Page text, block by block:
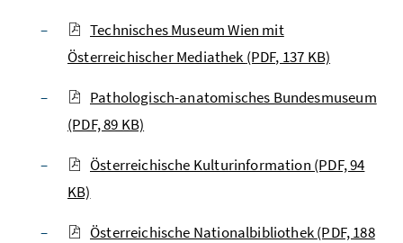
Technisches Museum Wien mit
Österreichischer Mediathek (PDF, 137 KB)
Pathologisch-anatomisches Bundesmuseum
(PDF, 89 KB)
Österreichische Kulturinformation (PDF, 94
KB)
Österreichische Nationalbibliothek(PDF, 188